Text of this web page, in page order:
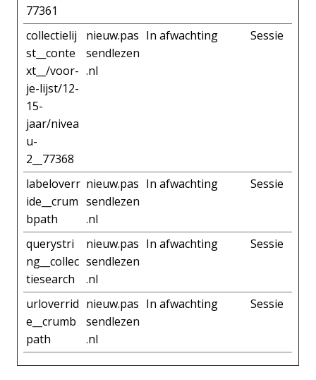
77361
collectielij
st__conte
xt__/voor-
je-lijst/12-
15-
jaar/nivea
u-
2__77368
nieuw.pas
sendlezen
.nl
In afwachting Sessie
labeloverr
ide__crum
bpath
nieuw.pas
sendlezen
.nl
In afwachting Sessie
querystri
ng__collec
tiesearch
nieuw.pas
sendlezen
.nl
In afwachting Sessie
urloverrid
e__crumb
path
nieuw.pas
sendlezen
.nl
In afwachting Sessie